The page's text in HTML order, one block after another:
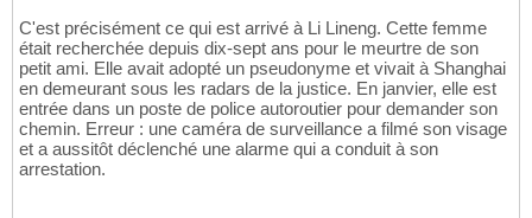
C'est précisément ce qui est arrivé à Li Lineng. Cette femme
était recherchée depuis dix-sept ans pour le meurtre de son
petit ami. Elle avait adopté un pseudonyme et vivait à Shanghai
en demeurant sous les radars de la justice. En janvier, elle est
entrée dans un poste de police autoroutier pour demander son
chemin. Erreur : une caméra de surveillance a filmé son visage
et a aussitôt déclenché une alarme qui a conduit à son
arrestation.